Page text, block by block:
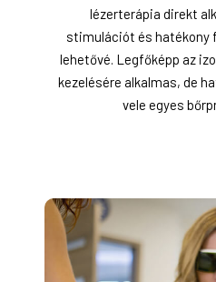
lézerterápia direkt
stimulációt és hatékony
lehetővé. Legfőképp az
kezelésére alkalmas, de
vele egyes